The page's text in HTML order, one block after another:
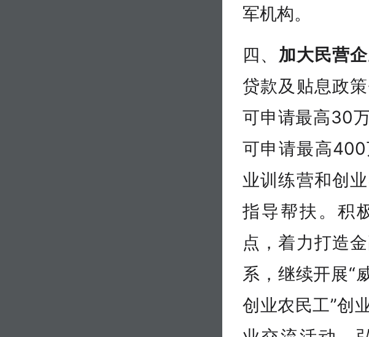
军机构。
四、 加大民营
贷款及贴息政
可申请最高30
可申请最高
业训练营和创
指导帮扶。积
点，着力打造
系，继续开展“
创业农民工”创